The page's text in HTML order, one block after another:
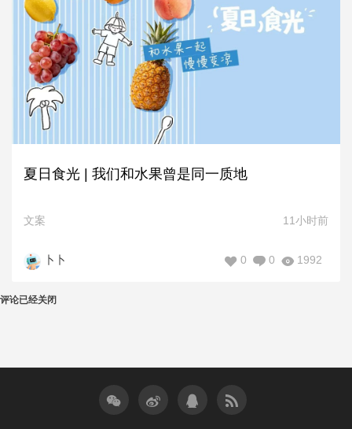
夏日食光 | 我们和水果曾是同一质地
文案 11小时前
卜卜 1992
0
0
评论已经关闭